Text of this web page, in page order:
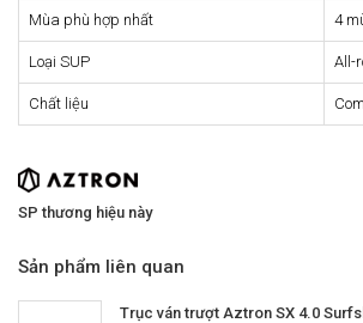
Mùa phù hợp nhất 4
Loại SUP All-
Chất liệu
SP thương hiệu này
Sản phẩm liên quan
Trục ván trượt Aztron SX 4.0